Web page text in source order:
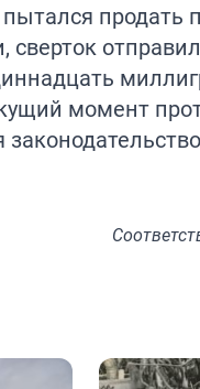
продать
момент